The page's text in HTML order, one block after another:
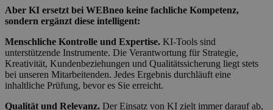
Aber KI ersetzt bei WEBneo keine fachliche Kompetenz,
sondern ergänzt diese intelligent:
Menschliche Kontrolle und Expertise. KI-Tools sind
unterstützende Instrumente. Die Verantwortung für Strategie,
Kreativität, Kundenbeziehungen und Qualitätssicherung liegt stets
bei unseren Mitarbeitenden. Jedes Ergebnis durchläuft eine
inhaltliche Prüfung, bevor es Sie erreicht.
Qualität und Relevanz. Der Einsatz von KI zielt immer darauf ab,